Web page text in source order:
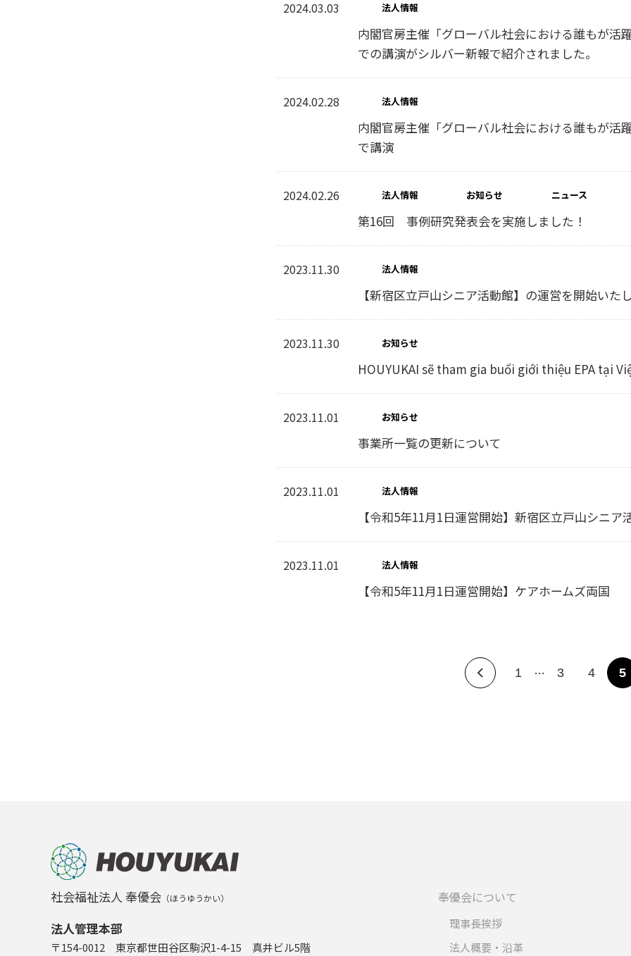
2024.03.03 法人情報
内閣官房主催「グローバル社会における誰もが活
での講演がシルバー新報で紹介されました。
2024.02.28 法人情報
内閣官房主催「グローバル社会における誰もが活
で講演
2024.02.26 法人情報 お知らせ ニュース
第16回 事例研究発表会を実施しました！
2023.11.30 法人情報
【新宿区立戸山シニア活動館】の運営を開始いた
2023.11.30 お知らせ
HOUYUKAI sẽ tham gia buổi giới thiệu EPA tại
2023.11.01 お知らせ
事業所一覧の更新について
2023.11.01 法人情報
【令和5年11月1日運営開始】新宿区立戸山シニア
2023.11.01 法人情報
【令和5年11月1日運営開始】ケアホームズ両国
1 … 3 4 5
社会福祉法人 奉優会 （ほうゆうかい）
法人管理本部
〒154-0012 東京都世田谷区駒沢1-4-15 真井ビル5階
奉優会について
理事長挨拶
法人概要・沿革